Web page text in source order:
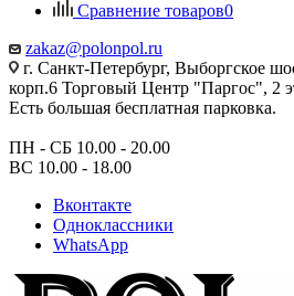
Сравнение товаров0
zakaz@polonpol.ru
г. Санкт-Петербург, Выборгское
корп.6 Торговый Центр "Паргос", 2
Есть большая бесплатная парковка.
ПН - СБ 10.00 - 20.00
ВС 10.00 - 18.00
Вконтакте
Одноклассники
WhatsApp